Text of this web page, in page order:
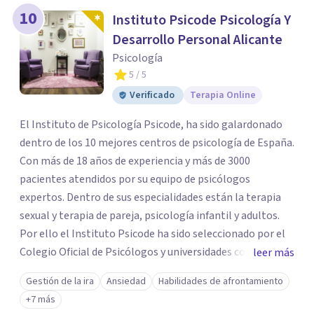
10
Instituto Psicode Psicología Y
Desarrollo Personal Alicante
Psicología
5 / 5
Verificado
Terapia Online
El Instituto de Psicología Psicode, ha sido galardonado
dentro de los 10 mejores centros de psicología de España.
Con más de 18 años de experiencia y más de 3000
pacientes atendidos por su equipo de psicólogos
expertos. Dentro de sus especialidades están la terapia
sexual y terapia de pareja, psicología infantil y adultos.
Por ello el Instituto Psicode ha sido seleccionado por el
Colegio Oficial de Psicólogos y universidades como la
UNIR, Europea y la U. Nebrija para que colabore en la
formación de psicólogos de máster y psicólogos
colegiados. Están en continuo crecimiento. Actualmente
leer más
Gestión de la ira Ansiedad
Habilidades de afrontamiento
+7 más